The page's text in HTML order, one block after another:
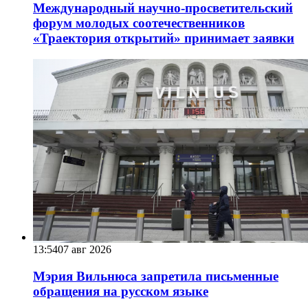
Международный научно-просветительский
форум молодых соотечественников
«Траектория открытий» принимает заявки
13:5407 авг 2026
Мэрия Вильнюса запретила письменные
обращения на русском языке